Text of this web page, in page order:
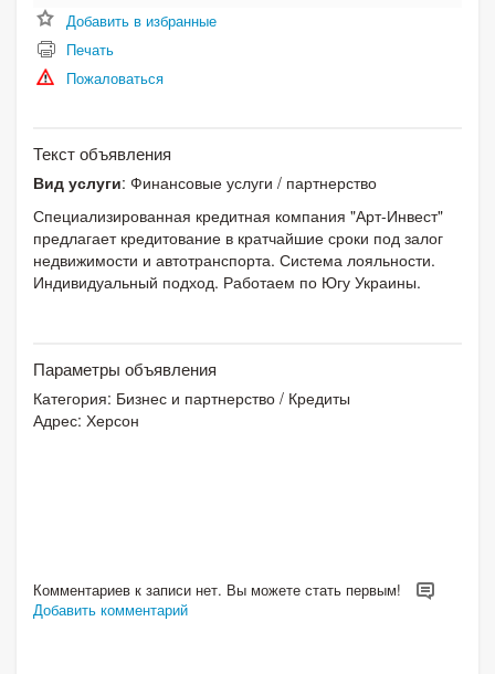
Добавить в избранные
Печать
Пожаловаться
Текст объявления
Вид услуги: Финансовые услуги / партнерство
Специализированная кредитная компания "Арт-Инвест"
предлагает кредитование в кратчайшие сроки под залог
недвижимости и автотранспорта. Система лояльности.
Индивидуальный подход. Работаем по Югу Украины.
Параметры объявления
Категория: Бизнес и партнерство / Кредиты
Адрес: Херсон
Комментариев к записи нет. Вы можете стать первым!
Добавить комментарий